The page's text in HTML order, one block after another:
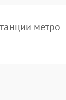
метро